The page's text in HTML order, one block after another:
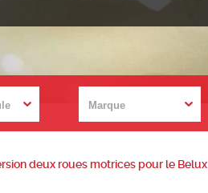
deux roues motrices pour le Belux